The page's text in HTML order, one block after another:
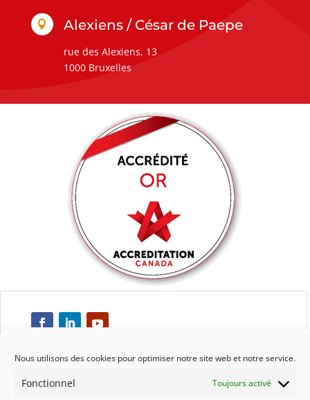
Nous utilisons des cookies pour optimiser notre site web et notre service.
Fonctionnel Toujours activé
 Alexiens / César de Paepe
rue des Alexiens, 13
1000 Bruxelles
Respect